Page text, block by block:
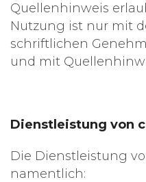
Quellenhinweis
Nutzung ist nur mit
schriftlichen
und mit
Dienstleistung von
Die Dienstleistung
namentlich: